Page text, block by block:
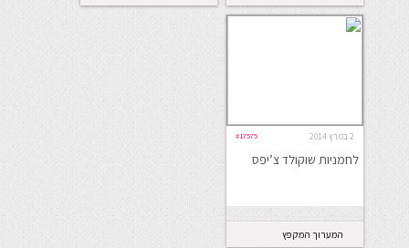
2 במרץ 2014 #17575
לחמניות שוקולד צ’יפס
המערוך המקפץ